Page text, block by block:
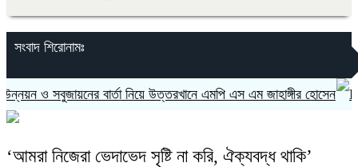
সংবাদ শিরোনামঃ
ও সবুজায়নের বার্তা নিয়ে উত্তরখানে এমপি এস এম জাহাঙ্গীর হোসেন
‘আমরা নিজেরা ভেদাভেদ সৃষ্টি না করি, ঐক্যবদ্ধ থাকি’